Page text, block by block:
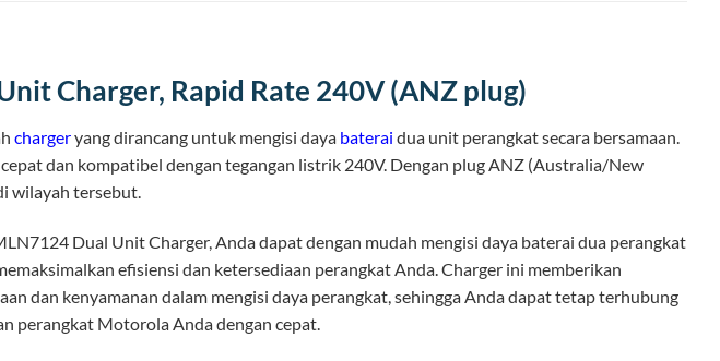
Charger, Rapid Rate 240V (ANZ plug)
chargeryang dirancang untuk mengisi daya baterai dua unit perangkat secara bersamaan.
dan kompatibel dengan tegangan listrik 240V. Dengan plug ANZ (Australia/New
wilayah tersebut.
Dual Unit Charger, Anda dapat dengan mudah mengisi daya baterai dua perangkat
efisiensi dan ketersediaan perangkat Anda. Charger ini memberikan
dan kenyamanan dalam mengisi daya perangkat, sehingga Anda dapat tetap terhubung
perangkat Motorola Anda dengan cepat.